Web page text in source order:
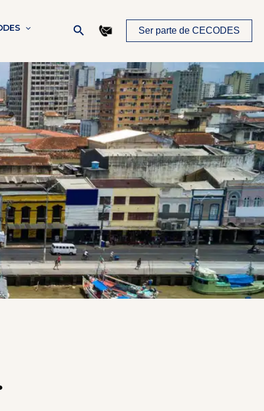
Buscar Ser parte de CECODES